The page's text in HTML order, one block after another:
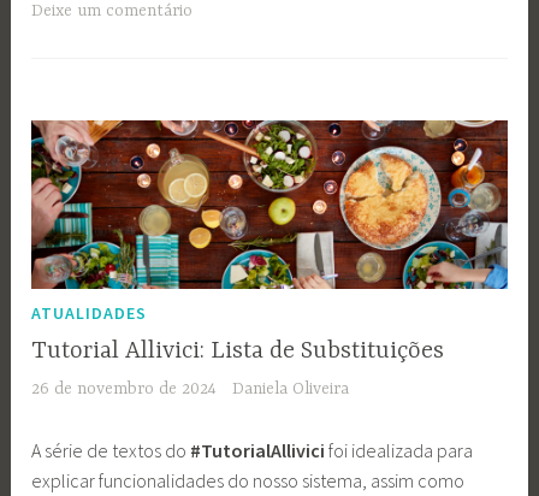
Deixe um comentário
ATUALIDADES
Tutorial Allivici: Lista de Substituições
26 de novembro de 2024 Daniela Oliveira
A série de textos do #TutorialAllivici foi idealizada para
explicar funcionalidades do nosso sistema, assim como